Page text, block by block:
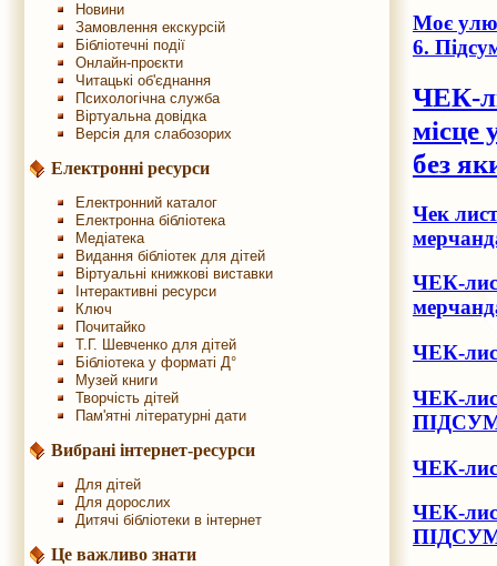
Новини
Замовлення екскурсій
Бібліотечні події
Онлайн-проєкти
Читацькі об'єднання
Психологічна служба
Віртуальна довідка
Версія для слабозорих
Електронні ресурси
Електронний каталог
Електронна бібліотека
Медіатека
Видання бібліотек для дітей
Віртуальні книжкові виставки
Інтерактивні ресурси
Ключ
Почитайко
Т.Г. Шевченко для дітей
Бібліотека у форматі Д°
Музей книги
Творчість дітей
Пам'ятні літературні дати
Вибрані інтернет-ресурси
Для дітей
Для дорослих
Дитячі бібліотеки в інтернет
Це важливо знати
Моє
6.
ЧЕК-
місце
без
Чек
ЧЕК-
ЧЕК-
ЧЕК-
ЧЕК-
ЧЕК-